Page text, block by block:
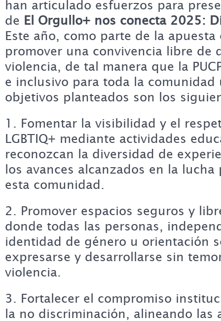
han articulado esfuerzos para
de El Orgullo+ nos conecta 2025:
Este año, como parte de la
promover una convivencia libre de
violencia, de tal manera que la
e inclusivo para toda la
objetivos planteados son los
1. Fomentar la visibilidad y el
LGBTIQ+ mediante actividades
reconozcan la diversidad de
los avances alcanzados en la
esta comunidad.
2. Promover espacios seguros y
donde todas las personas,
identidad de género u orientación
expresarse y desarrollarse sin
violencia.
3. Fortalecer el compromiso
la no discriminación, alineando las